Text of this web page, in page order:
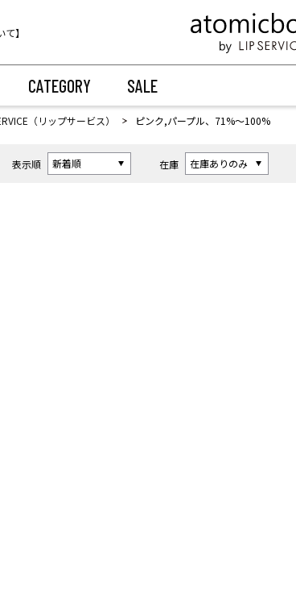
】
【重要】予約商品のお支払い方法（代金引換）変更に関するお知らせ
CATEGORY SALE
（リップサービス） ピンク,パープル、71%〜100%
表示順 在庫